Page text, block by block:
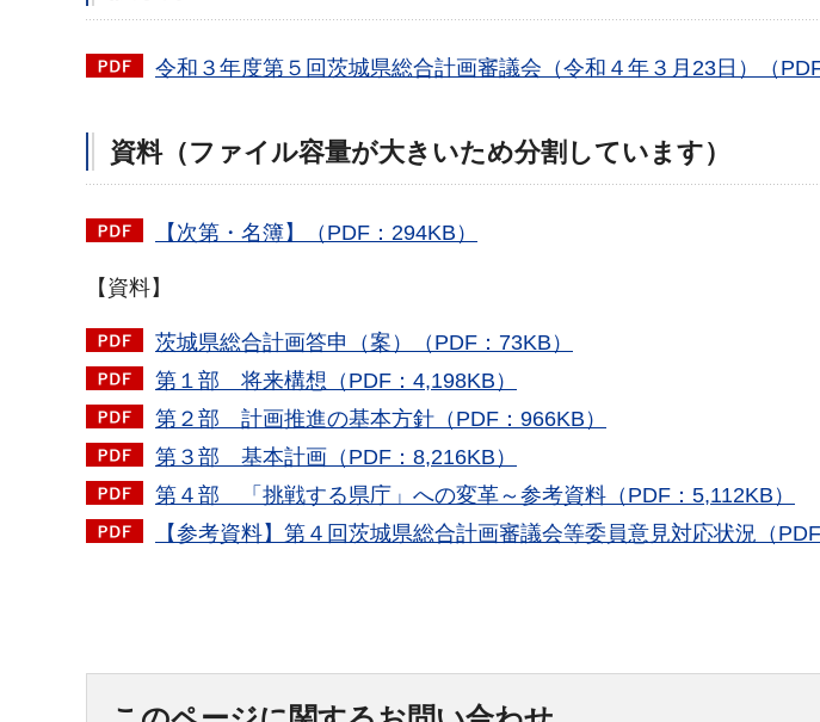
令和３年度第５回茨城県総合計画審議会（令和４年３月23日）（PDF
資料（ファイル容量が大きいため分割しています）
【次第・名簿】（PDF：294KB）
【資料】
茨城県総合計画答申（案）（PDF：73KB）
第１部 将来構想（PDF：4,198KB）
第２部 計画推進の基本方針（PDF：966KB）
第３部 基本計画（PDF：8,216KB）
第４部 「挑戦する県庁」への変革～参考資料（PDF：5,112KB）
【参考資料】第４回茨城県総合計画審議会等委員意見対応状況（PDF